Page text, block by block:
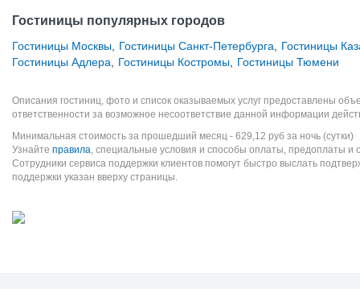
Гостиницы популярных городов
Гостиницы Москвы Гостиницы Санкт-Петербурга
Гостиницы
Гостиницы Адлера
Гостиницы Костромы Гостиницы Тюмени
Описания гостиниц, фото и список оказываемых услуг предоставлены
ответственности за возможное несоответствие данной информации
Минимальная стоимость за прошедший месяц - 629,12 руб за ночь (сутки)
Узнайте правила, специальные условия и способы оплаты, предоплаты и
Сотрудники сервиса поддержки клиентов помогут быстро выслать
поддержки указан вверху страницы.